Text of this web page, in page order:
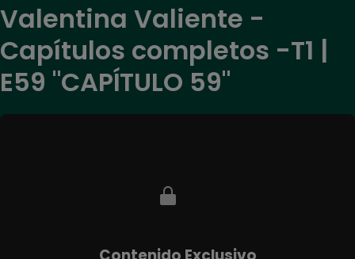
Valentina Valiente -
Capítulos completos -T1 |
E59 "CAPÍTULO 59"